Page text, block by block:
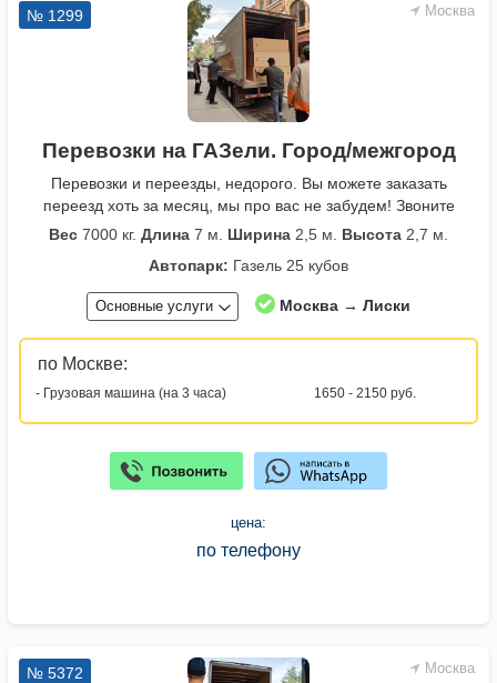
Москва
№ 1299
Перевозки на ГАЗели. Город/межгород
Перевозки и переезды, недорого. Вы можете заказать
переезд хоть за месяц, мы про вас не забудем! Звоните
Вес 7000 кг. Длина 7 м. Ширина 2,5 м. Высота 2,7 м.
Автопарк: Газель 25 кубов
Основные услуги Москва → Лиски
по Москве:
- Грузовая машина (на 3 часа) 1650 - 2150 руб.
цена:
по телефону
Москва
№ 5372